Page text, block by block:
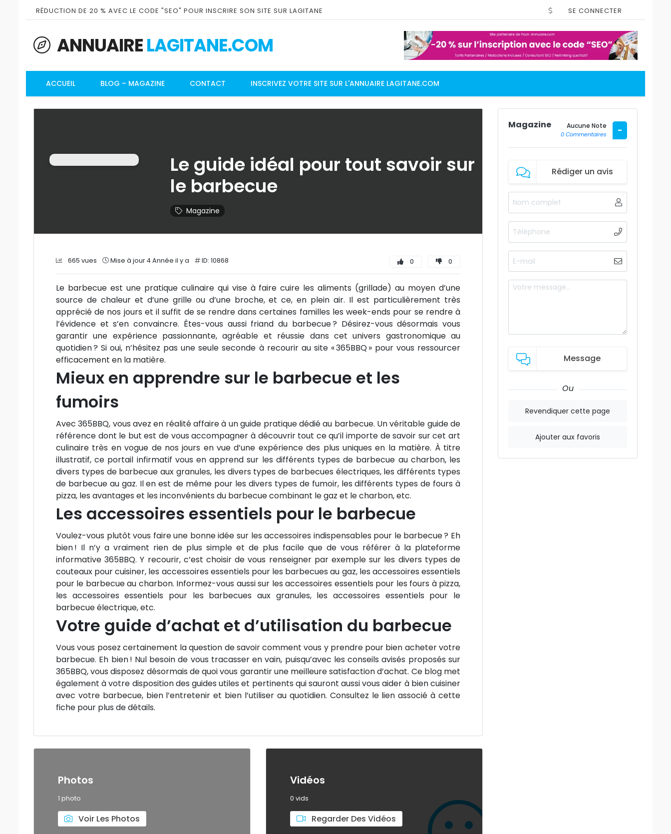
RÉDUCTION DE 20 % AVEC LE CODE "SEO" POUR INSCRIRE SON SITE SUR LAGITANE SE CONNECTER
ANNUAIRELAGITANE.COM
ACCUEIL BLOG – MAGAZINE CONTACT INSCRIVEZ VOTRE SITE SUR L'ANNUAIRE LAGITANE.COM
Le guide idéal pour tout savoir sur
le barbecue
Magazine
665 vues Mise à jour 4 Année il y a ID: 10868 0 0
Le barbecue est une pratique culinaire qui vise à faire cuire les aliments (grillade) au moyen d’une
source de chaleur et d’une grille ou d’une broche, et ce, en plein air. Il est particulièrement très
apprécié de nos jours et il suffit de se rendre dans certaines familles les week-ends pour se rendre à
l’évidence et s’en convaincre. Êtes-vous aussi friand du barbecue ? Désirez-vous désormais vous
garantir une expérience passionnante, agréable et réussie dans cet univers gastronomique au
quotidien ? Si oui, n’hésitez pas une seule seconde à recourir au site « 365BBQ » pour vous ressourcer
efficacement en la matière.
Mieux en apprendre sur le barbecue et les
fumoirs
Avec 365BBQ, vous avez en réalité affaire à un guide pratique dédié au barbecue. Un véritable guide de
référence dont le but est de vous accompagner à découvrir tout ce qu’il importe de savoir sur cet art
culinaire très en vogue de nos jours en vue d’une expérience des plus uniques en la matière. À titre
illustratif, ce portail infirmatif vous en apprend sur les différents types de barbecue au charbon, les
divers types de barbecue aux granules, les divers types de barbecues électriques, les différents types
de barbecue au gaz. Il en est de même pour les divers types de fumoir, les différents types de fours à
pizza, les avantages et les inconvénients du barbecue combinant le gaz et le charbon, etc.
Les accessoires essentiels pour le barbecue
Voulez-vous plutôt vous faire une bonne idée sur les accessoires indispensables pour le barbecue ? Eh
bien ! Il n’y a vraiment rien de plus simple et de plus facile que de vous référer à la plateforme
informative 365BBQ. Y recourir, c’est choisir de vous renseigner par exemple sur les divers types de
couteaux pour cuisiner, les accessoires essentiels pour les barbecues au gaz, les accessoires essentiels
pour le barbecue au charbon. Informez-vous aussi sur les accessoires essentiels pour les fours à pizza,
les accessoires essentiels pour les barbecues aux granules, les accessoires essentiels pour le
barbecue électrique, etc.
Votre guide d’achat et d’utilisation du barbecue
Vous vous posez certainement la question de savoir comment vous y prendre pour bien acheter votre
barbecue. Eh bien ! Nul besoin de vous tracasser en vain, puisqu’avec les conseils avisés proposés sur
365BBQ, vous disposez désormais de quoi vous garantir une meilleure satisfaction d’achat. Ce blog met
également à votre disposition des guides utiles et pertinents qui sauront aussi vous aider à bien cuisiner
avec votre barbecue, bien l’entretenir et bien l’utiliser au quotidien. Consultez le lien associé à cette
fiche pour plus de détails.
Photos
1 photo
Voir Les Photos
Vidéos
0 vids
Regarder Des Vidéos
Magazine Aucune Note
0 Commentaires -
Rédiger un avis
Message
Ou
Revendiquer cette page
Ajouter aux favoris